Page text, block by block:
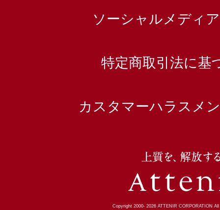
ソーシャルメディ
特定商取引法に基
カスタマーハラスメ
Copyright 2000- 2026ATTENIR CORPORATION